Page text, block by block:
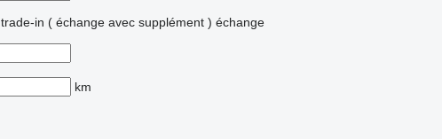
trade-in ( échange avec supplément ) échange
km